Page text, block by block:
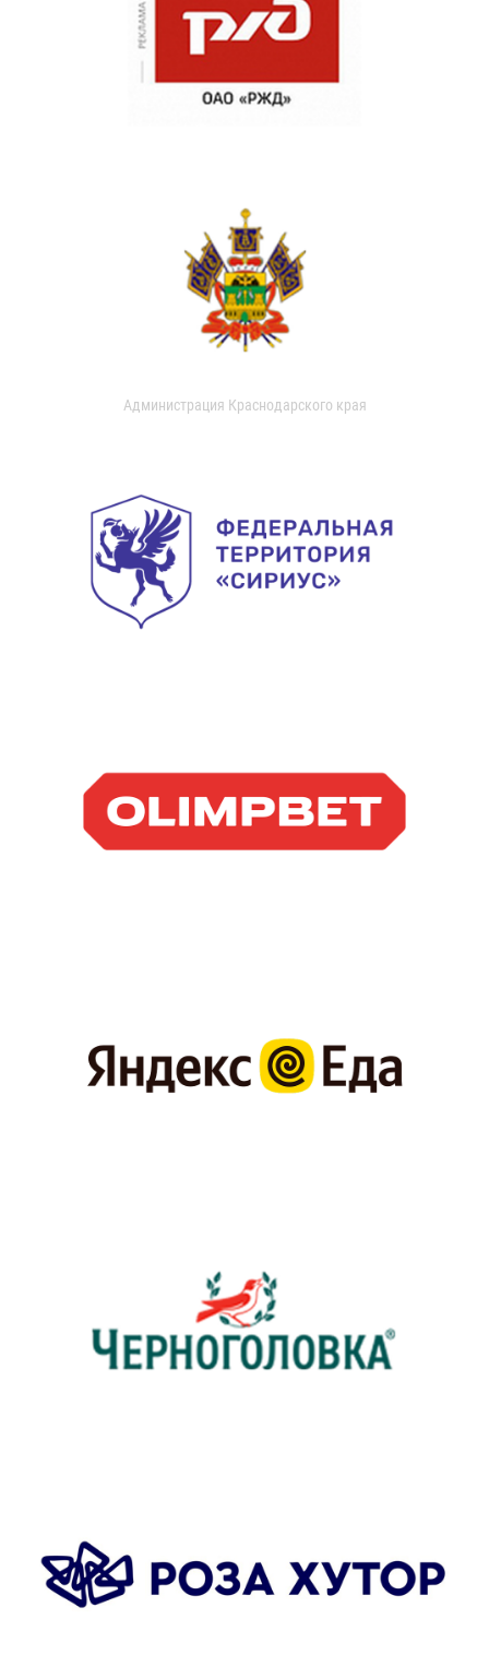
Администрация Краснодарского края